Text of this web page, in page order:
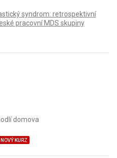
syndrom: retrospektivní
pracovní MDS skupiny
domova
NOVÝ KURZ